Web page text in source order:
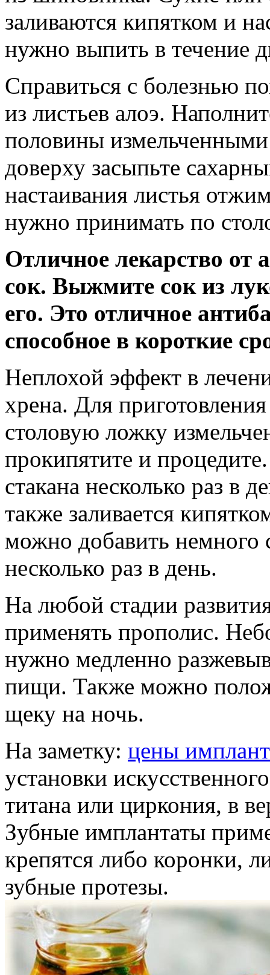
заливаются кипятком и
нужно выпить в течение
Справиться с болезнью
из листьев алоэ.
половины измельченными
доверху засыпьте
настаивания листья
нужно принимать по
Отличное лекарство от
сок. Выжмите сок из
его. Это отличное
способное в короткие
Неплохой эффект в
хрена. Для
столовую ложку
прокипятите и
стакана несколько раз в
также заливается
можно добавить немного
несколько раз в день.
На любой стадии
применять прополис.
нужно медленно
пищи. Также можно
щеку на ночь.
На заметку: цены
установки
титана или циркония, в
Зубные имплантаты
крепятся либо коронки,
зубные протезы.